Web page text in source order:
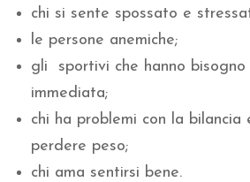
chi si sente spossato e
le persone anemiche;
gli sportivi che hanno
immediata;
chi ha problemi con la bilancia
perdere peso;
chi ama sentirsi bene.